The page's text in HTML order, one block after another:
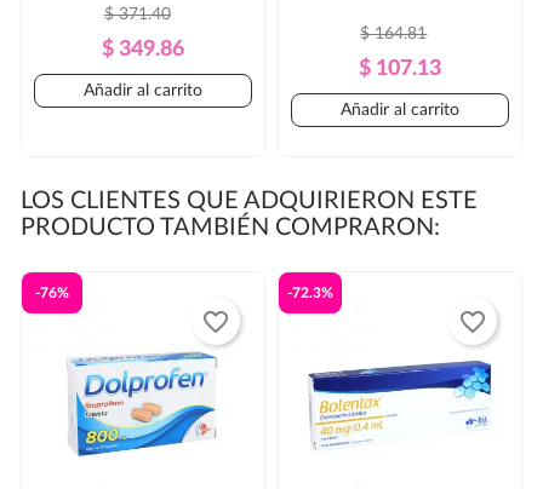
Precio
Regular
$ 371.40
Precio
$ 349.86
Añadir al carrito
Precio
Regular
$ 164.81
Precio
$ 107.13
Añadir al carrito
LOS CLIENTES QUE ADQUIRIERON ESTE
PRODUCTO TAMBIÉN COMPRARON:
-76%
favorite_border
-72.3%
favorite_border